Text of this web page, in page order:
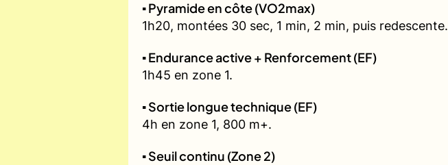
▪️ Pyramide en côte (VO2max)
1h20, montées 30 sec, 1 min, 2 min, puis redescente.
▪️ Endurance active + Renforcement (EF)
1h45 en zone 1.
▪️ Sortie longue technique (EF)
4h en zone 1, 800 m+.
▪️ Seuil continu (Zone 2)